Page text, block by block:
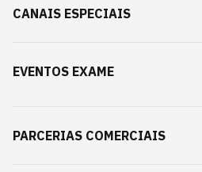
CANAIS ESPECIAIS
EVENTOS EXAME
PARCERIAS COMERCIAIS